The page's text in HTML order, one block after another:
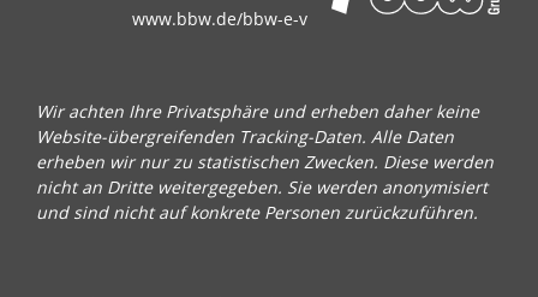
www.bbw.de/bbw-e-v
Wir achten Ihre Privatsphäre und erheben daher keine
Website-übergreifenden Tracking-Daten. Alle Daten
erheben wir nur zu statistischen Zwecken. Diese werden
nicht an Dritte weitergegeben. Sie werden anonymisiert
und sind nicht auf konkrete Personen zurückzuführen.